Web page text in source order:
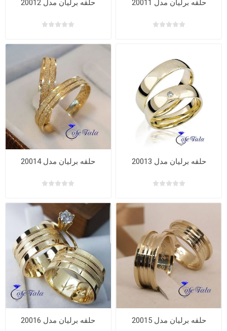
حلقه برلیان مدل 20011 حلقه برلیان مدل 20012
حلقه برلیان مدل 20013 حلقه برلیان مدل 20014
حلقه برلیان مدل 20015 حلقه برلیان مدل 20016